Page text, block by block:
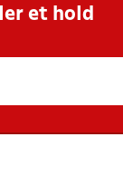
et hold